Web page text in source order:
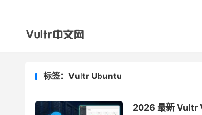
标签：Vultr Ubuntu
2026 最新 Vultr